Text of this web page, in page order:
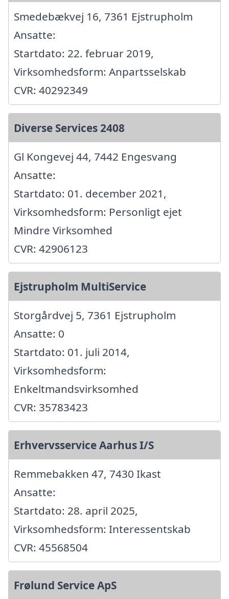
Smedebækvej 16, 7361 Ejstrupholm
Ansatte:
Startdato: 22. februar 2019,
Virksomhedsform: Anpartsselskab
CVR: 40292349
Diverse Services 2408
Gl Kongevej 44, 7442 Engesvang
Ansatte:
Startdato: 01. december 2021,
Virksomhedsform: Personligt ejet
Mindre Virksomhed
CVR: 42906123
Ejstrupholm MultiService
Storgårdvej 5, 7361 Ejstrupholm
Ansatte: 0
Startdato: 01. juli 2014,
Virksomhedsform:
Enkeltmandsvirksomhed
CVR: 35783423
Erhvervsservice Aarhus I/S
Remmebakken 47, 7430 Ikast
Ansatte:
Startdato: 28. april 2025,
Virksomhedsform: Interessentskab
CVR: 45568504
Frølund Service ApS